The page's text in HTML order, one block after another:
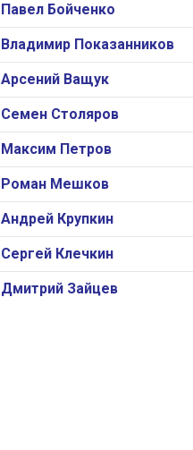
Павел Бойченко
Владимир Показанников
Арсений Ващук
Семен Столяров
Максим Петров
Роман Мешков
Андрей Крупкин
Сергей Клечкин
Дмитрий Зайцев